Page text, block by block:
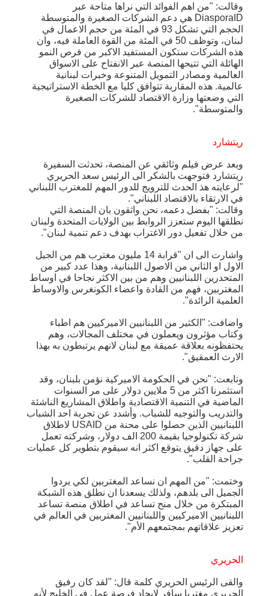
وقالت: "من اهم الفوائد التي نراها متاحة عبر
DiasporaID هي دعم الشركات الصغيرة والمتوسطة
الحجم التي تشكل 93 في المئة من حجم الاعمال في
لبنان، وتوظف 50 في المئة من القوة العاملة فيه، وان
هذه الشركات ستكون المستفيد الاكبر من فرص النمو
الهائلة التي تتيحها المنصة عبر الانفتاح على الاسواق
العالمية ومصادر التمويل المتنوعة وخبرات لبنانية
عالمية. هذه المقاربة تتوافق كليا مع الخطة الاستراتيجية
التي وضعتها وزارة الاقتصاد للشركات الصغيرة
والمتوسطة".
ريتشارد
وبعد عرض فيلم وثائقي عن المنصة، تحدثت السفيرة
ريتشارد فتوجهت بالشكر الى الرئيس سعد الحريري
"لرعايته هذ الحدث للترويج للدور المهم للمغترب اللبناني
في الارتقاء بالاقتصاد اللبناني".
وقالت: "بفضل دعمه، نحن واثقون بان المنصة التي
نطلقها اليوم ستعزز الروابط بين الولايات المتحدة ولبنان
من خلال تفعيل دور الاغتراب بهدف دعم تنمية لبنان".
واشارت الى ان "قرابة 14 مليون مغترب هم من الجيل
الاول او الثاني من الاصول اللبنانية، وهذا عدد كبير من
المتحدرين اللبنانيين وهم من بين الاكثر نجاحا في اوساط
المغتربين، فهم من القادة واعضاء الكونغرس والاوساط
العلمية الرائدة".
واضافت: "الكثير من اللبنانيين الاميركيين هم اطباء
وكتاب مؤثرون ويعملون في مختلف المجالات، وهم
يحتفظونه بعلاقة عميقة مع لبنان لانهم يرتبطون به بهذا
الارث العمقيق".
وتابعت: "نحن في الحكومة الاميركية نؤمن بلبنان، وقد
استثمرنا اكثر من 5 ملايين دولار على مر السنوات
الماضية في التنمية الاقتصادية واطلاق المشاريع الناشئة
والتدريب والتوجيه للشباب. وأشدد عن تجربة احد الشباب
اللبنانيين الذين حصلوا على محنة من USAID لاطلاق
شركة تكنولوجيا بقيمة 200 الف دولار، وشركته تعمل
على جهاز دقيق يتوقع اكثر انه سيقوم بتطوير كل عمليات
جراحة القلب".
وختمت: "من المهم ان نساعد المغتربين لكي يردوا
الجميل الى بلدهم، ولذلك يسعدنا ان نطلق هذه الشبكة
المبتكرة من خلال منح تساعد في اطلاق منصة تساعد
اللبنانيين الاميركيين واللبنانيين المغتربين في العالم في
تعزيز علاقاتهم بمجتمعهم الأم".
الحريري
والقى الرئيس الحريري كلمة قال: "لقد كان رفيق
الحريري مغتربا سافر لايجاد فرصة عمل في الخليج لأنه